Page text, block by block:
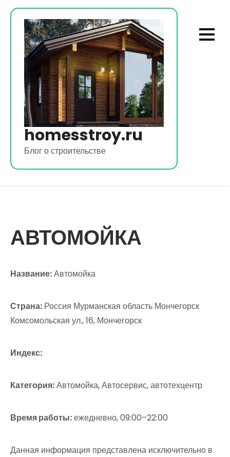
Перейти
содержимому
homesstroy.ru
Блог о строительстве
АВТОМОЙКА
Название:Автомойка
Страна: Россия Мурманская область Мончегорск
Комсомольская ул., 16, Мончегорск
Индекс:
Категория:Автомойка, Автосервис, автотехцентр
Время работы:ежедневно, 09:00–22:00
Данная информация представлена исключительно в